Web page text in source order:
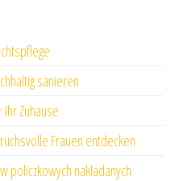
sanieren
Zuhause
Frauen entdecken
nakładanych